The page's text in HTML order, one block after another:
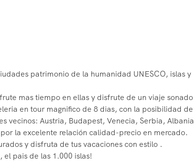
patrimonio de la humanidad UNESCO, islas y
mas tiempo en ellas y disfrute de un viaje sonado
en tour magnifico de 8 dias, con la posibilidad de
vecinos: Austria, Budapest, Venecia, Serbia, Albania
la excelente relación calidad-precio en mercado.
y disfruta de tus vacaciones con estilo .
el pais de las 1.000 islas!